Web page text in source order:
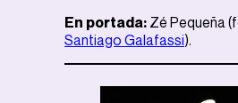
En portada: Zé Pequeña
Santiago Galafassi).